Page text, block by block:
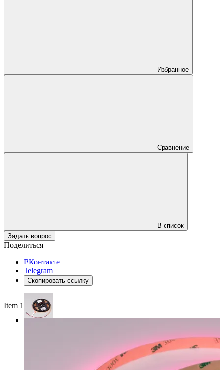
Избранное
Сравнение
В список
Задать вопрос
Поделиться
ВКонтакте
Telegram
Скопировать ссылку
Item 1 of 3